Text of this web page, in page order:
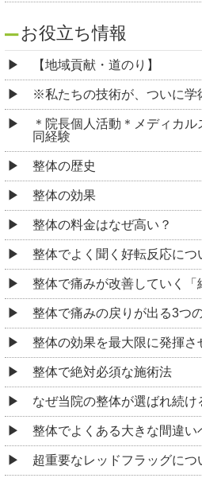
お役立ち情報
【地域貢献・道のり】
※私たちの技術が、ついに
＊院長個人活動＊メディカ
同経験
整体の歴史
整体の効果
整体の料金はなぜ高い？
整体でよく聞く好転反応につ
整体で痛みが改善していく「
整体で痛みの戻りが出る3つ
整体の効果を最大限に発揮さ
整体で絶対必須な施術法
なぜ当院の整体が選ばれ続け
整体でよくある大きな間違い
超重要なレッドフラッグにつ